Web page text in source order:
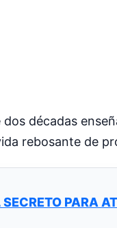
décadas
rebosante de
PARA